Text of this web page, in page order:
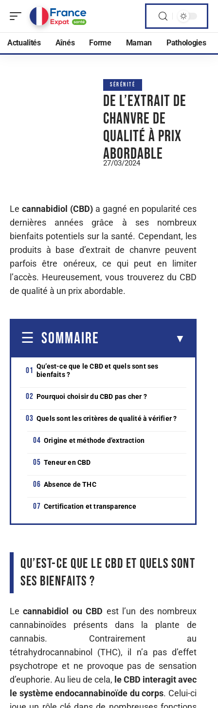
Actualités Aînés Forme Maman Pathologies
SÉRÉNITÉ
De l’extrait de
chanvre de
qualité à prix
abordable
27/03/2024
Le cannabidiol (CBD) a gagné en popularité ces
dernières années grâce à ses nombreux
bienfaits potentiels sur la santé. Cependant, les
produits à base d’extrait de chanvre peuvent
parfois être onéreux, ce qui peut en limiter
l’accès. Heureusement, vous trouverez du CBD
de qualité à un prix abordable.
SOMMAIRE
Qu’est-ce que le CBD et quels sont ses
bienfaits ?
Pourquoi choisir du CBD pas cher ?
Quels sont les critères de qualité à vérifier ?
Origine et méthode d’extraction
Teneur en CBD
Absence de THC
Certification et transparence
Qu’est-ce que le CBD et quels sont
ses bienfaits ?
Lecannabidiol ou CBD est l’un des nombreux
cannabinoïdes présents dans la plante de
cannabis. Contrairement au
tétrahydrocannabinol (THC), il n’a pas d’effet
psychotrope et ne provoque pas de sensation
d’euphorie. Au lieu de cela, le CBD interagit avec
le système endocannabinoïde du corps. Celui-ci